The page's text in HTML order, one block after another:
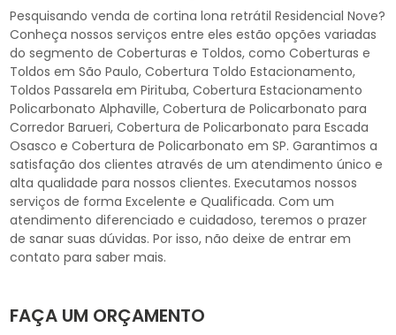
Pesquisando venda de cortina lona retrátil Residencial Nove?
Conheça nossos serviços entre eles estão opções variadas
do segmento de Coberturas e Toldos, como Coberturas e
Toldos em São Paulo, Cobertura Toldo Estacionamento,
Toldos Passarela em Pirituba, Cobertura Estacionamento
Policarbonato Alphaville, Cobertura de Policarbonato para
Corredor Barueri, Cobertura de Policarbonato para Escada
Osasco e Cobertura de Policarbonato em SP. Garantimos a
satisfação dos clientes através de um atendimento único e
alta qualidade para nossos clientes. Executamos nossos
serviços de forma Excelente e Qualificada. Com um
atendimento diferenciado e cuidadoso, teremos o prazer
de sanar suas dúvidas. Por isso, não deixe de entrar em
contato para saber mais.
FAÇA UM ORÇAMENTO